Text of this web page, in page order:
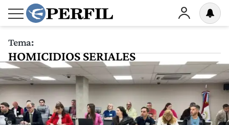
Tema:
HOMICIDIOS SERIALES